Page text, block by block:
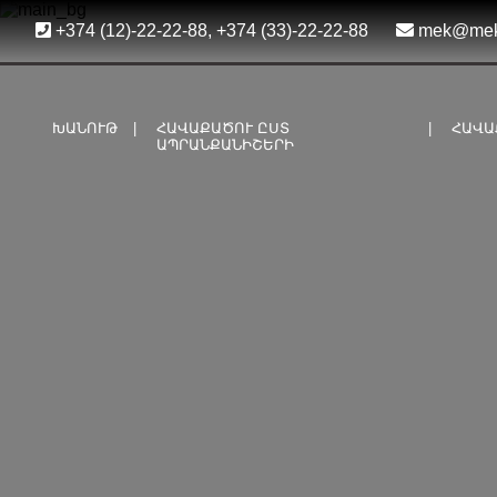
+374 (12)-22-22-88, +374 (33)-22-22-88
ԽԱՆՈՒԹ
ՀԱՎԱՔԱԾՈՒ ԸՍՏ
ԱՊՐԱՆՔԱՆԻՇԵՐԻ